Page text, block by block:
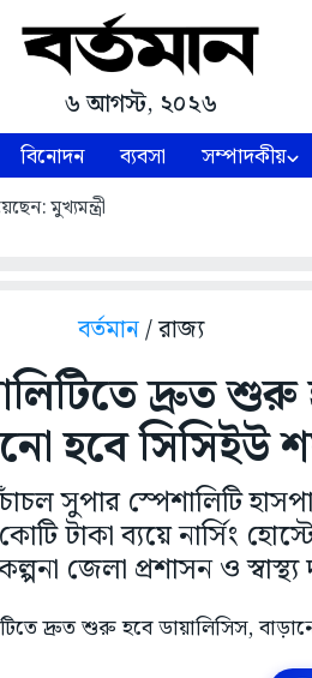
৬ আগস্ট, ২০২৬
বিনোদন ব্যবসা সম্পাদকীয়
মুখ্যমন্ত্রী
বর্তমান/ রাজ্য
দ্রুত শুরু
হবে সিসিইউ
সুপার স্পেশালিটি
টাকা ব্যয়ে নার্সিং
জেলা প্রশাসন ও স্বাস্থ্য